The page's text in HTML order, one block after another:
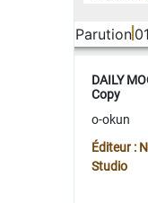
Parution
DAILY
Copy
o-okun
Éditeur :
Studio